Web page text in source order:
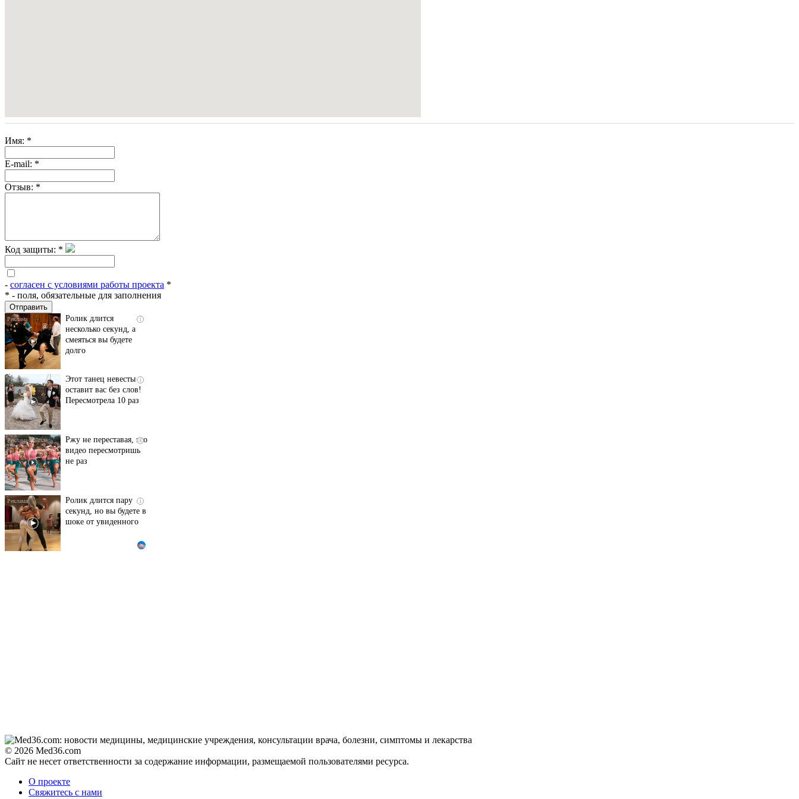
Имя: *
E-mail: *
Отзыв: *
Код защиты: *
- согласен с условиями работы проекта *
* - поля, обязательные для заполнения
Скрытая камера на
пляже Крыма: Что
их не видят...
i
Ролик длится
несколько секунд, а
смеяться вы будете
долго
i
Этот танец невесты
оставит вас без слов!
Пересмотрела 10 раз
i
Ржу не переставая, это
видео пересмотришь
не раз
i
Ролик длится пару
секунд, но вы будете в
шоке от увиденного
© 2026 Med36.com
Сайт не несет ответственности за содержание информации, размещаемой пользователями ресурса.
О проекте
Свяжитесь с нами